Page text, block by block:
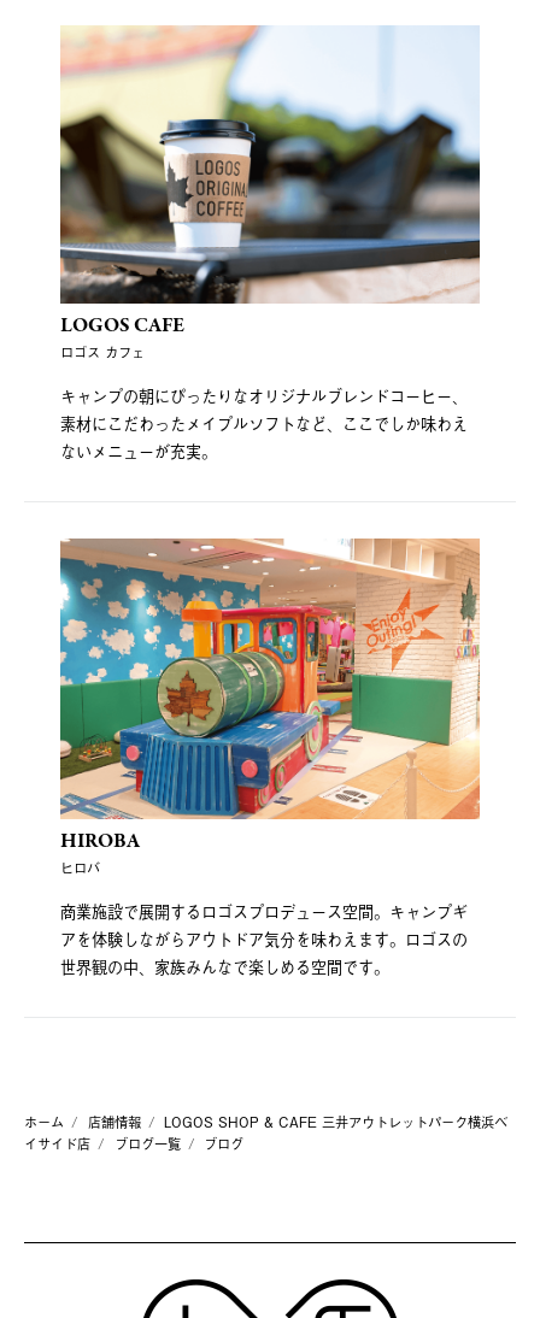
LOGOS CAFE
ロゴス カフェ
キャンプの朝にぴったりなオリジナルブレンドコーヒー、
素材にこだわったメイプルソフトなど、ここでしか味わえ
ないメニューが充実。
HIROBA
ヒロバ
商業施設で展開するロゴスプロデュース空間。キャンプギ
アを体験しながらアウトドア気分を味わえます。ロゴスの
世界観の中、家族みんなで楽しめる空間です。
ホーム 店舗情報
LOGOS SHOP & CAFE 三井アウトレットパーク横浜ベ
イサイド店
ブログ一覧 ブログ